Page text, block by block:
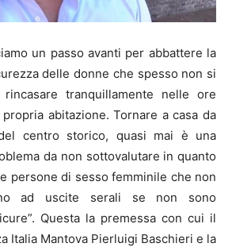
un passo avanti per abbattere la
delle donne che spesso non si
tranquillamente nelle ore
abitazione. Tornare a casa da
centro storico, quasi mai è una
da non sottovalutare in quanto
persone di sesso femminile che non
ad uscite serali se non sono
Questa la premessa con cui il
Italia Mantova Pierluigi Baschieri e la